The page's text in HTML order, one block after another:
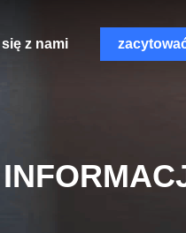
z nami